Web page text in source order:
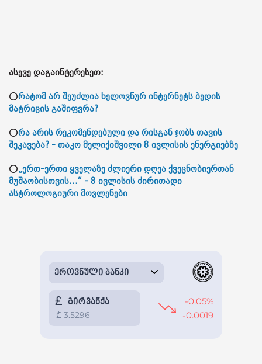
ასევე დაგაინტერესეთ:
⭕რატომ არ შეუძლია ხელოვნურ ინტერნეტს ბედის
მატრიცის გაშიფვრა?
⭕რა არის რეკომენდებული და რისგან ჯობს თავის
შეკავება? - თაკო მელიქიშვილი 8 ივლისის ენერგიებზე
⭕„ერთ-ერთი ყველაზე ძლიერი დღეა ქვეცნობიერთან
მუშაობისთვის...“ - 8 ივლისის ძირითადი
ასტროლოგიური მოვლენები